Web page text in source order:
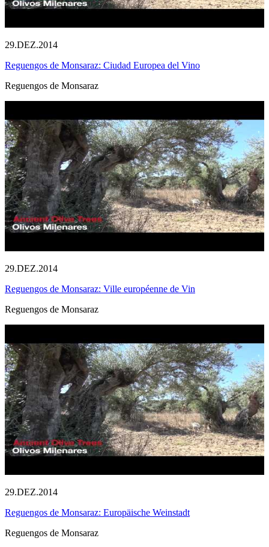
29.DEZ.2014
Reguengos de Monsaraz: Ciudad Europea del Vino
Reguengos de Monsaraz
29.DEZ.2014
Reguengos de Monsaraz: Ville européenne de Vin
Reguengos de Monsaraz
29.DEZ.2014
Reguengos de Monsaraz: Europäische Weinstadt
Reguengos de Monsaraz